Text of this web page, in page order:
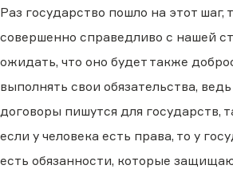
Раз государство пошло на этот шаг,
совершенно справедливо с нашей
ожидать, что оно будет также
выполнять свои обязательства,
договоры пишутся для государств,
если у человека есть права, то у
есть обязанности, которые